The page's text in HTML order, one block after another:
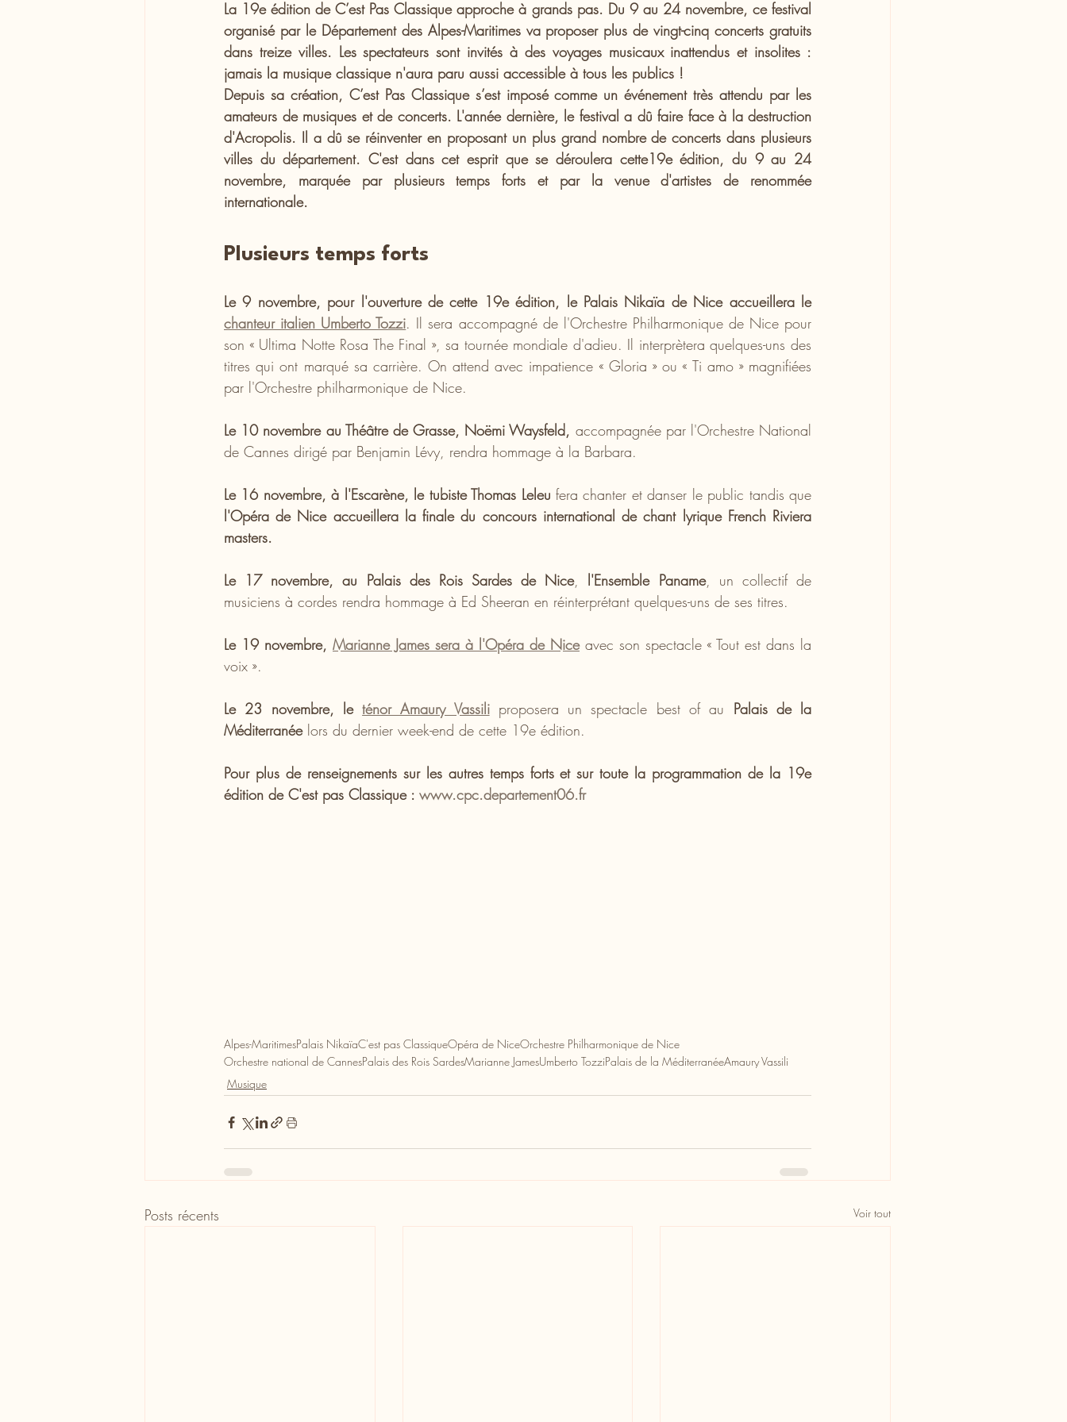
La 19e édition de C’est Pas Classique approche à grands pas. Du 9 au 24 novembre, ce festival
organisé par le Département des Alpes-Maritimes va proposer plus de vingt-cinq concerts gratuits
dans treize villes. Les spectateurs sont invités à des voyages musicaux inattendus et insolites :
jamais la musique classique n'aura paru aussi accessible à tous les publics !
Depuis sa création, C’est Pas Classique s’est imposé comme un événement très attendu par les
amateurs de musiques et de concerts. L'année dernière, le festival a dû faire face à la destruction
d'Acropolis. Il a dû se réinventer en proposant un plus grand nombre de concerts dans plusieurs
villes du département. C'est dans cet esprit que se déroulera cette19e édition, du 9 au 24
novembre, marquée par plusieurs temps forts et par la venue d'artistes de renommée
internationale.
Plusieurs temps forts
Le 9 novembre, pour l'ouverture de cette 19e édition, le Palais Nikaïa de Nice accueillera le
chanteur italien Umberto Tozzi. Il sera accompagné de l'Orchestre Philharmonique de Nice pour
son « Ultima Notte Rosa The Final », sa tournée mondiale d'adieu. Il interprètera quelques-uns des
titres qui ont marqué sa carrière. On attend avec impatience « Gloria » ou « Ti amo » magnifiées
par l'Orchestre philharmonique de Nice.
Le 10 novembre au Théâtre de Grasse, Noëmi Waysfeld, accompagnée par l'Orchestre National
de Cannes dirigé par Benjamin Lévy, rendra hommage à la Barbara.
Le 16 novembre, à l'Escarène, le tubiste Thomas Leleu
l'Opéra de Nice accueillera la finale du concours international de chant lyrique French Riviera
masters.
Le 17 novembre, au Palais des Rois Sardes de Nice, l'Ensemble Paname, un collectif de
musiciens à cordes rendra hommage à Ed Sheeran en réinterprétant quelques-uns de ses titres.
Le 19 novembre, Marianne James sera à l'Opéra de Nice avec son spectacle « Tout est dans la
voix ».
Le 23 novembre, le ténor Amaury Vassili proposera un spectacle best of au Palais de la
Méditerranée lors du dernier week-end de cette 19e édition.
Pour plus de renseignements sur les autres temps forts et sur toute la programmation de la 19e
édition de C'est pas Classique : www.cpc.departement06.fr
Alpes-MaritimesPalais NikaïaC'est pas ClassiqueOpéra de NiceOrchestre Philharmonique de Nice
Orchestre national de CannesPalais des Rois SardesMarianne JamesUmberto TozziPalais de la MéditerranéeAmaury Vassili
Musique
Posts récents Voir tout